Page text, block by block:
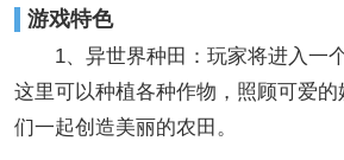
游戏特色
1、异世界种田：玩家将进入一
这里可以种植各种作物，照顾可爱的
们一起创造美丽的农田。